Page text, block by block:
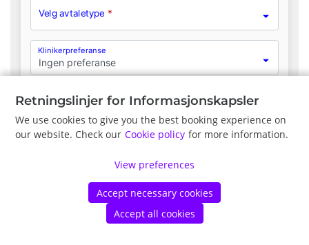
Velg avtaletype *
Klinikerpreferanse
Ingen preferanse
Forrige Neste
Retningslinjer for personvern
for informasjonskapsler
Retningslinjer for Informasjonskapsler
We use cookies to give you the best booking experience on
our website. Check our Cookie policy for more information.
View preferences
Accept necessary cookies
Accept all cookies